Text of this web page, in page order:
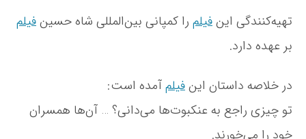
تهیه‌کنندگی اینفیلم را کمپانی بین‌المللی شاه حسینفیلم
بر عهده دارد.
در خلاصه داستان اینفیلمآمده است:
تو چیزی راجع به عنکبوت‌ها می‌دانی؟ … آن‌ها همسران
خود را می‌خورند.